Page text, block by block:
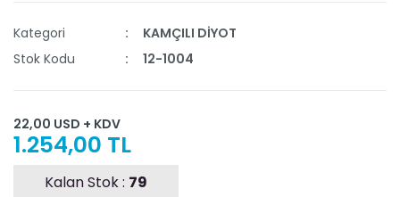
Kategori
KAMÇILI DİYOT
Stok Kodu
12-1004
22,00 USD + KDV
1.254,00 TL
Kalan Stok : 79